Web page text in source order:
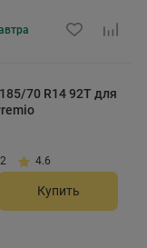
70 R14 92T для
4.6
Купить